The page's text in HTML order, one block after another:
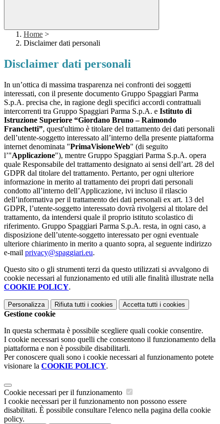
Home >
Disclaimer dati personali
Disclaimer dati personali
In un’ottica di massima trasparenza nei confronti dei soggetti
interessati, con il presente documento Gruppo Spaggiari Parma
S.p.A. precisa che, in ragione degli specifici accordi contrattuali
intercorrenti tra Gruppo Spaggiari Parma S.p.A. e Istituto di
Istruzione Superiore “Giordano Bruno – Raimondo
Franchetti”, quest'ultimo è titolare del trattamento dei dati personali
dell’utente-soggetto interessato all’interno della presente piattaforma
internet denominata "PrimaVisioneWeb" (di seguito
l’"Applicazione"), mentre Gruppo Spaggiari Parma S.p.A. opera
quale Responsabile del trattamento designato ai sensi dell’art. 28 del
GDPR dal titolare del trattamento. Pertanto, per ogni ulteriore
informazione in merito al trattamento dei propri dati personali
condotto all’interno dell’Applicazione, ivi incluso il rilascio
dell’informativa per il trattamento dei dati personali ex art. 13 del
GDPR, l’utente-soggetto interessato dovrà rivolgersi al titolare del
trattamento, da intendersi quale il proprio istituto scolastico di
riferimento. Gruppo Spaggiari Parma S.p.A. resta, in ogni caso, a
disposizione dell’utente-soggetto interessato per ogni eventuale
ulteriore chiarimento in merito a quanto sopra, al seguente indirizzo
e-mail privacy@spaggiari.eu.
Questo sito o gli strumenti terzi da questo utilizzati si avvalgono di
cookie necessari al funzionamento ed utili alle finalità illustrate nella
COOKIE POLICY.
Personalizza Rifiuta tutti i cookies Accetta tutti i cookies
Gestione cookie
In questa schermata è possibile scegliere quali cookie consentire.
I cookie necessari sono quelli che consentono il funzionamento della
piattaforma e non è possibile disabilitarli.
Per conoscere quali sono i cookie necessari al funzionamento potete
visionare la COOKIE POLICY.
Cookie necessari per il funzionamento
I cookie necessari per il funzionamento non possono essere
disabilitati. È possibile consultare l'elenco nella pagina della cookie
policy.